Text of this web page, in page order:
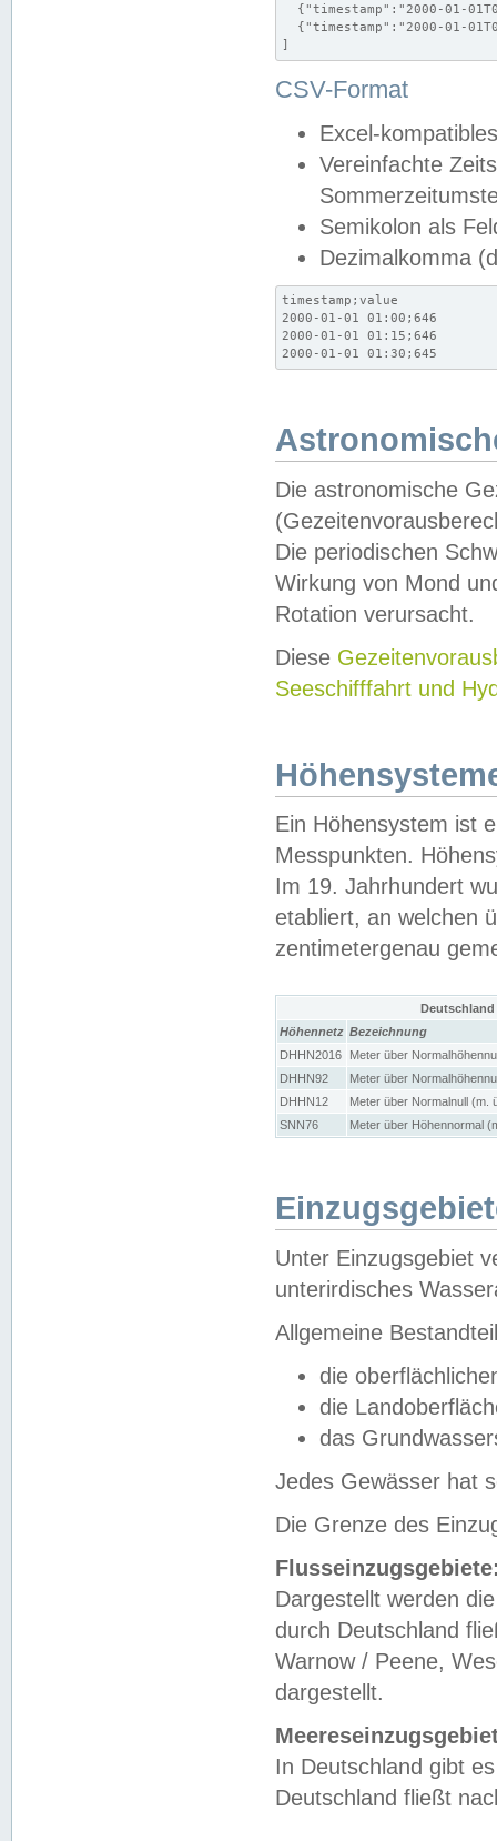
{"timestamp":"2000-01-
{"timestamp":"2000-01-
]
CSV-Format
Excel-
Vereinfachte
Semikolon als
Dezimalkomma
timestamp;value
2000-01-01 01:00;646
2000-01-01 01:15;646
2000-01-01 01:30;645
Die astronomische
Die periodischen
Wirkung von Mond
Rotation verursacht.
Diese
Seeschifffahrt und
Ein Höhensystem ist
Messpunkten.
Im 19. Jahrhundert
etabliert, an welchen
zentimetergenau
Höhennetz Bezeichnung
DHHN2016
Meter über
DHHN92
Meter über
DHHN12
Meter über Normalnull (m.
SNN76
Meter über Höhennormal
Unter Einzugsgebiet
unterirdisches
Allgemeine
die
die
das
Jedes Gewässer hat
Die Grenze des
Dargestellt werden
durch Deutschland
Warnow / Peene,
dargestellt.
In Deutschland gibt
Deutschland fließt